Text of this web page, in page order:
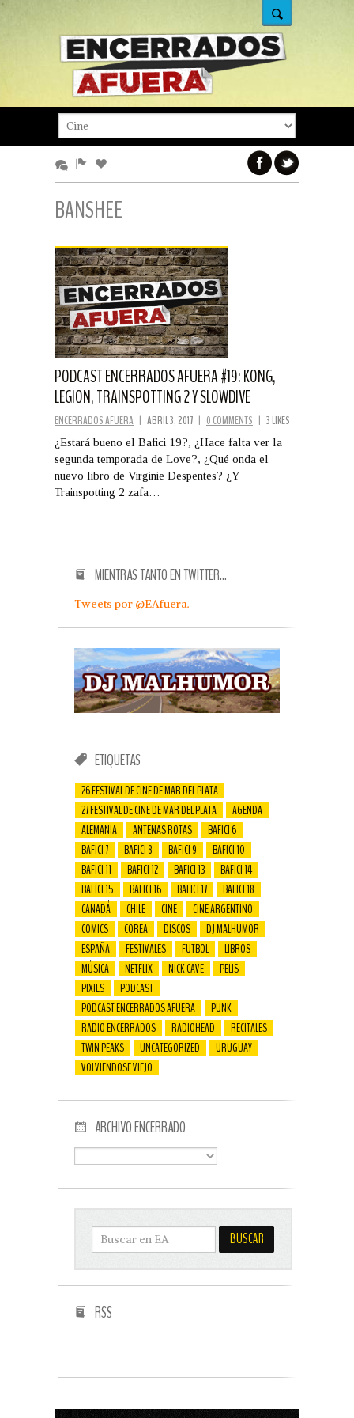
BANSHEE
PODCAST ENCERRADOS AFUERA #19: KONG,
LEGION, TRAINSPOTTING 2 Y SLOWDIVE
ENCERRADOS AFUERA | ABRIL 3, 2017 | 0 COMMENTS | 3 LIKES
¿Estará bueno el Bafici 19?, ¿Hace falta ver la
segunda temporada de Love?, ¿Qué onda el
nuevo libro de Virginie Despentes? ¿Y
Trainspotting 2 zafa…
MIENTRAS TANTO EN TWITTER…
Tweets por @EAfuera.
ETIQUETAS
26 FESTIVAL DE CINE DE MAR DEL PLATA
27 FESTIVAL DE CINE DE MAR DEL PLATA
AGENDA
ALEMANIA
ANTENAS ROTAS
BAFICI 6
BAFICI 7
BAFICI 8 BAFICI 9
BAFICI 10
BAFICI 11
BAFICI 12 BAFICI 13
BAFICI 14
BAFICI 15
BAFICI 16 BAFICI 17
BAFICI 18
CANADÁ
CHILE CINE
CINE ARGENTINO
COMICS
COREA DISCOS
DJ MALHUMOR
ESPAÑA
FESTIVALES FUTBOL
LIBROS
MÚSICA
NETFLIX NICK CAVE
PELIS
PIXIES
PODCAST
PODCAST ENCERRADOS AFUERA
PUNK
RADIO ENCERRADOS
RADIOHEAD
RECITALES
TWIN PEAKS
UNCATEGORIZED
URUGUAY
VOLVIENDOSE VIEJO
ARCHIVO ENCERRADO
RSS